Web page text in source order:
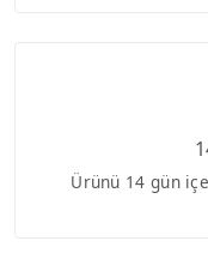
Ürünü 14 gün